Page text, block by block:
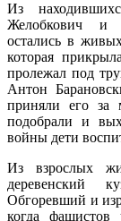
Из
Желобкович и
остались в
которая
пролежал под
Антон
приняли его за
подобрали и
войны дети
Из взрослых
деревенский
Обгоревший и
когда